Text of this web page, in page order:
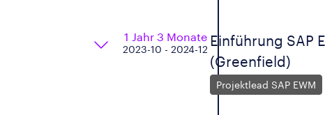
1 Jahr 3 Monate
2023-10 - 2024-12
Einführung SAP
(Greenfield)
Projektlead SAP EWM